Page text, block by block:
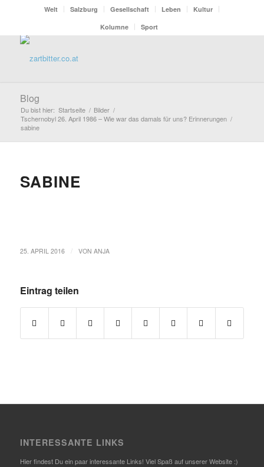
Welt Salzburg Gesellschaft Leben
Kultur
Kolumne
Sport
Blog
Du bist hier: Startseite / Bilder /
Tschernobyl 26. April 1986 – Wie war das damals für uns? Erinnerungen /
sabine
SABINE
25. APRIL 2016 VON ANJA
Eintrag teilen
INTERESSANTE LINKS
Hier findest Du ein paar interessante Links! Viel Spaß auf unserer Website :)